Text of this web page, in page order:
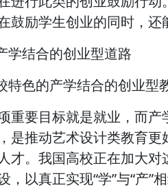
鼓励学生创业的同时，还
学结合的创业型道路
特色的产学结合的创业型
重要目标就是就业，而
是推动艺术设计类教育
才。我国高校正在加大
，以真正实现“学”与“产”